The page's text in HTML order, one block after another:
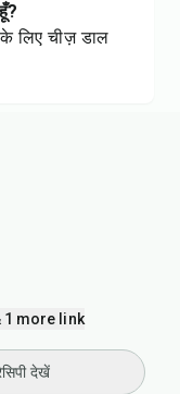
लिए चीज़ डाल
1 more link
देखें